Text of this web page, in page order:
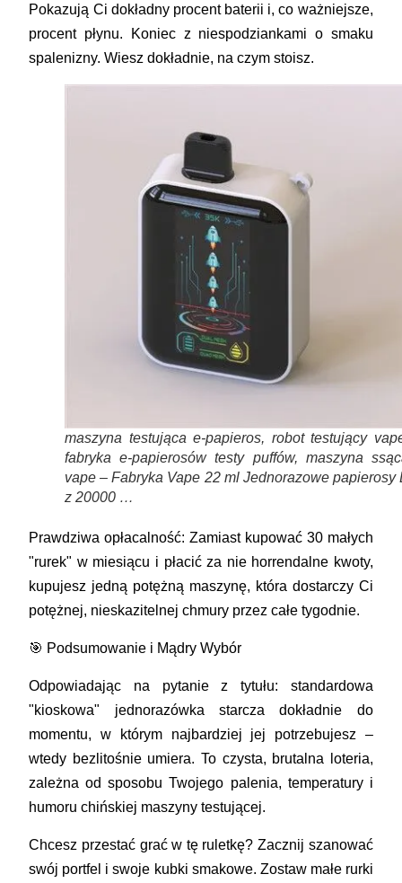
Pokazują Ci dokładny procent baterii i, co ważniejsze,
procent płynu. Koniec z niespodziankami o smaku
spalenizny. Wiesz dokładnie, na czym stoisz.
maszyna testująca e-papieros, robot testujący
fabryka e-papierosów testy puffów, maszyna
vape – Fabryka Vape 22 ml Jednorazowe papierosy
z 20000 …
Prawdziwa opłacalność: Zamiast kupować 30 małych
"rurek" w miesiącu i płacić za nie horrendalne kwoty,
kupujesz jedną potężną maszynę, która dostarczy Ci
potężnej, nieskazitelnej chmury przez całe tygodnie.
🎯 Podsumowanie i Mądry Wybór
Odpowiadając na pytanie z tytułu: standardowa
"kioskowa" jednorazówka starcza dokładnie do
momentu, w którym najbardziej jej potrzebujesz –
wtedy bezlitośnie umiera. To czysta, brutalna loteria,
zależna od sposobu Twojego palenia, temperatury i
humoru chińskiej maszyny testującej.
Chcesz przestać grać w tę ruletkę? Zacznij szanować
swój portfel i swoje kubki smakowe. Zostaw małe rurki